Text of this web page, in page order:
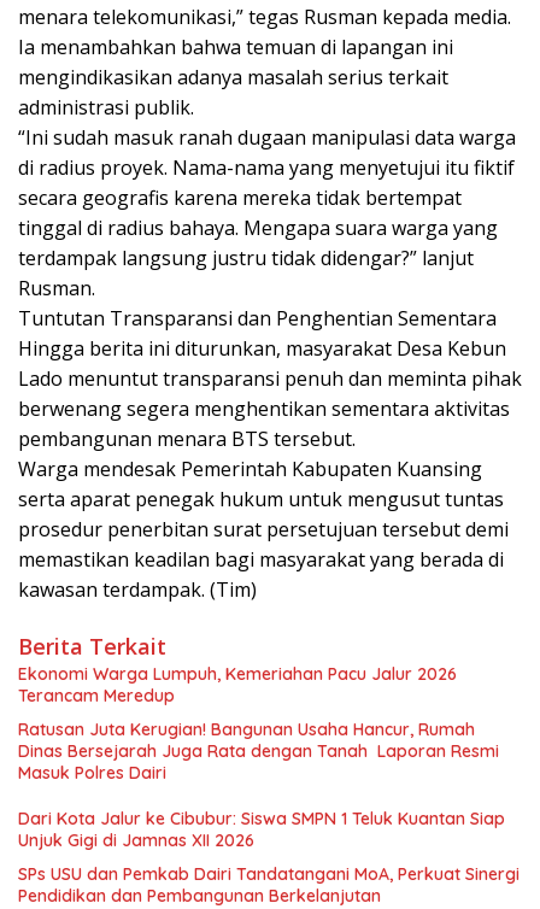
menara telekomunikasi,” tegas Rusman kepada media.
Ia menambahkan bahwa temuan di lapangan ini
mengindikasikan adanya masalah serius terkait
administrasi publik.
“Ini sudah masuk ranah dugaan manipulasi data warga
di radius proyek. Nama-nama yang menyetujui itu fiktif
secara geografis karena mereka tidak bertempat
tinggal di radius bahaya. Mengapa suara warga yang
terdampak langsung justru tidak didengar?” lanjut
Rusman.
Tuntutan Transparansi dan Penghentian Sementara
Hingga berita ini diturunkan, masyarakat Desa Kebun
Lado menuntut transparansi penuh dan meminta pihak
berwenang segera menghentikan sementara aktivitas
pembangunan menara BTS tersebut.
Warga mendesak Pemerintah Kabupaten Kuansing
serta aparat penegak hukum untuk mengusut tuntas
prosedur penerbitan surat persetujuan tersebut demi
memastikan keadilan bagi masyarakat yang berada di
kawasan terdampak. (Tim)
Berita Terkait
Ekonomi Warga Lumpuh, Kemeriahan Pacu Jalur 2026
Terancam Meredup
Ratusan Juta Kerugian! Bangunan Usaha Hancur, Rumah
Dinas Bersejarah Juga Rata dengan Tanah Laporan Resmi
Masuk Polres Dairi
Dari Kota Jalur ke Cibubur: Siswa SMPN 1 Teluk Kuantan Siap
Unjuk Gigi di Jamnas XII 2026
SPs USU dan Pemkab Dairi Tandatangani MoA, Perkuat Sinergi
Pendidikan dan Pembangunan Berkelanjutan